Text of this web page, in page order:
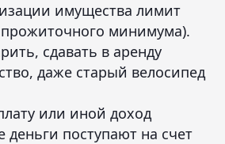
имущества лимит
минимума).
сдавать в аренду
даже старый велосипед
или иной доход
деньги поступают на счет